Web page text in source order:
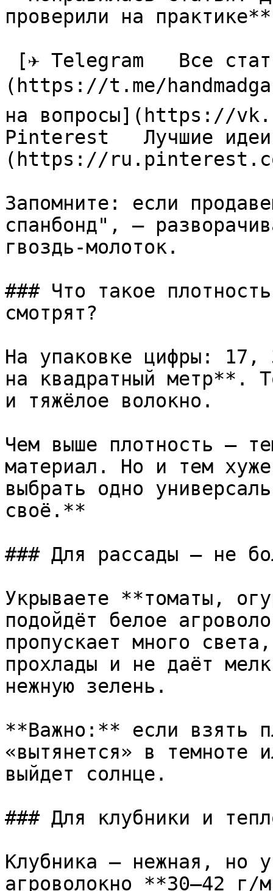
проверили на практике**
(https://t.me/
на вопросы](https://
Pinterest   Лучшие
(https://
Запомните: если
спанбонд", —
гвоздь-молоток.
### Что такое
смотрят?
На упаковке цифры:
на квадратный метр**.
и тяжёлое волокно.
Чем выше плотность —
материал. Но и тем
выбрать одно
своё.**
### Для рассады — не
Укрываете **томаты,
подойдёт белое
пропускает много
прохлады и не даёт
нежную зелень.
**Важно:** если взять
«вытянется» в темноте
выйдет солнце.
### Для клубники и
Клубника — нежная, но
агроволокно **30–42